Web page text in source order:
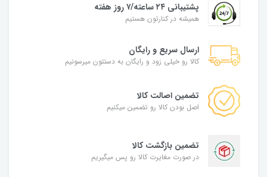
پشتیبانی ۲۴ ساعته/۷ روز هفته
همیشه در کنارتون هستیم
ارسال سریع و رایگان
کالا رو خیلی زود و رایگان به دستتون میرسونیم
تضمین اصالت کالا
اصل بودن کالا رو تضمین میکنیم
تضمین بازگشت کالا
در صورت مغایرت کالا رو پس میگیریم